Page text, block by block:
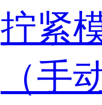
拧紧
（手